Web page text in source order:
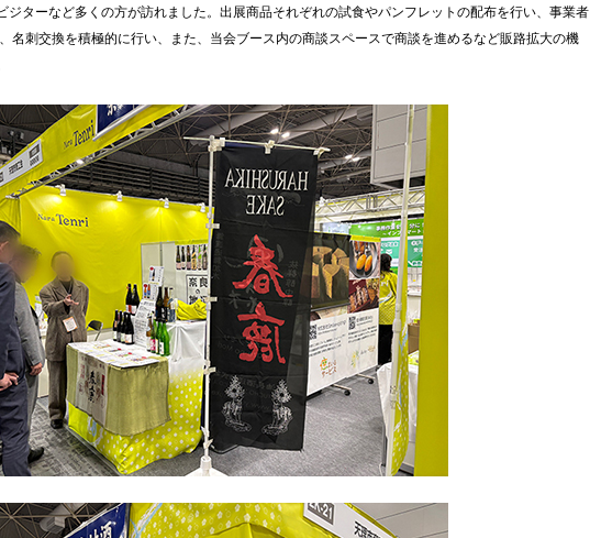
ジターなど多くの方が訪れました。出展商品それぞれの試食やパンフレットの配布を行い、事業者
名刺交換を積極的に行い、また、当会ブース内の商談スペースで商談を進めるなど販路拡大の機